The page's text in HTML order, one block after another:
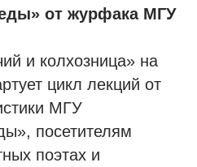
от журфака МГУ
и колхозница» на
цикл лекций от
МГУ
посетителям
поэтах и